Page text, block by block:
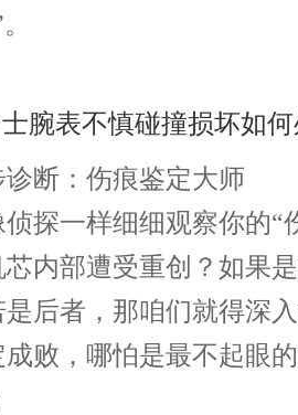
断：伤痕鉴定大师
一样细细观察你的“
内部遭受重创？如果
后者，那咱们就得深
败，哪怕是最不起眼